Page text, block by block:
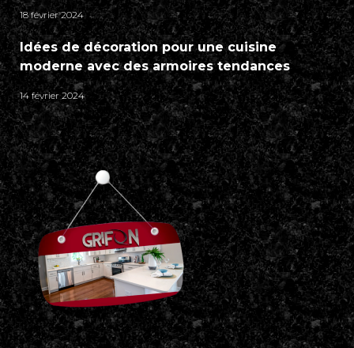
18 février 2024
Idées de décoration pour une cuisine
moderne avec des armoires tendances
14 février 2024